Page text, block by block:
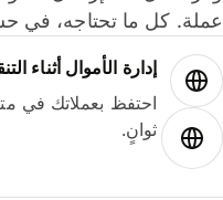
كل ما تحتاجه، في
إدارة الأموال أثناء
احتفظ بعملاتك في
ثوانٍ.